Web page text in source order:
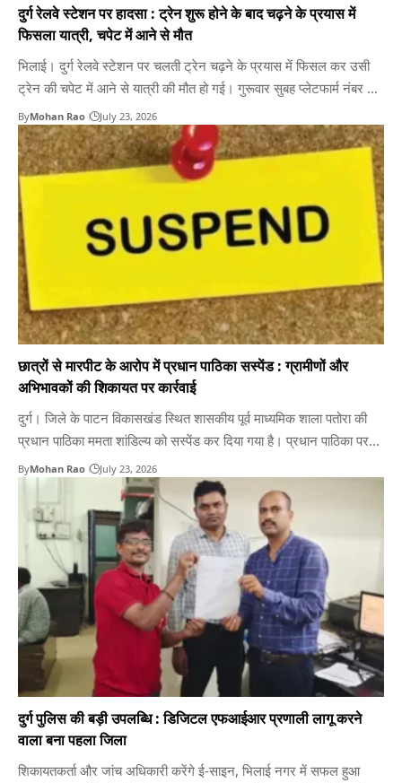
दुर्ग रेलवे स्टेशन पर हादसा : ट्रेन शुरू होने के बाद चढ़ने के प्रयास में
फिसला यात्री, चपेट में आने से मौत
भिलाई। दुर्ग रेलवे स्टेशन पर चलती ट्रेन चढ़ने के प्रयास में फिसल कर उसी
ट्रेन की चपेट में आने से यात्री की मौत हो गई। गुरूवार सुबह प्लेटफार्म नंबर दो
और तीन के बीच जैसे यात्री फिसलकर गिरा तो अफरार तफरी मच गया। ट्रेन
निकलने के बाद एंबुलेंस की मदद…
ByMohan Rao July 23, 2026
छात्रों से मारपीट के आरोप में प्रधान पाठिका सस्पेंड : ग्रामीणों और
अभिभावकों की शिकायत पर कार्रवाई
दुर्ग। जिले के पाटन विकासखंड स्थित शासकीय पूर्व माध्यमिक शाला पतोरा की
प्रधान पाठिका ममता शांडिल्य को सस्पेंड कर दिया गया है। प्रधान पाठिका पर
छात्रों से मारपीट व अभद्र भाषा के इस्तेमाल का आरोप है। इस मामले में ग्रामीणों
व अभिभावकों कलेक्टर और शिक्षा विभाग से शिकायत की थी।…
ByMohan Rao July 23, 2026
दुर्ग पुलिस की बड़ी उपलब्धि : डिजिटल एफआईआर प्रणाली लागू करने
वाला बना पहला जिला
शिकायतकर्ता और जांच अधिकारी करेंगे ई-साइन, भिलाई नगर में सफल हुआ